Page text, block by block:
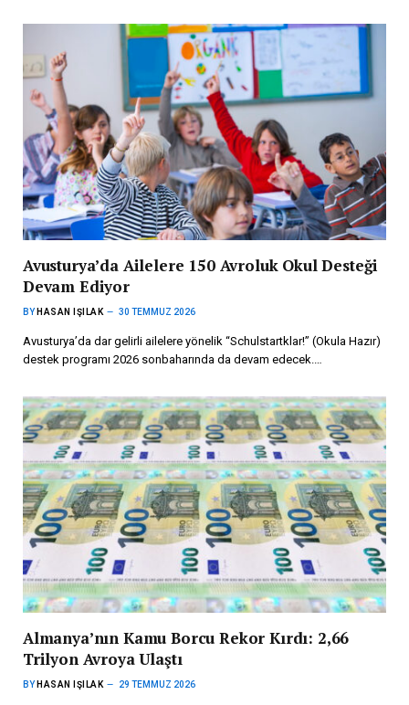
Avusturya’da Ailelere 150 Avroluk Okul Desteği
Devam Ediyor
BY HASAN IŞILAK 30 TEMMUZ 2026
Avusturya’da dar gelirli ailelere yönelik “Schulstartklar!” (Okula Hazır)
destek programı 2026 sonbaharında da devam edecek.…
Almanya’nın Kamu Borcu Rekor Kırdı: 2,66
Trilyon Avroya Ulaştı
BY HASAN IŞILAK 29 TEMMUZ 2026